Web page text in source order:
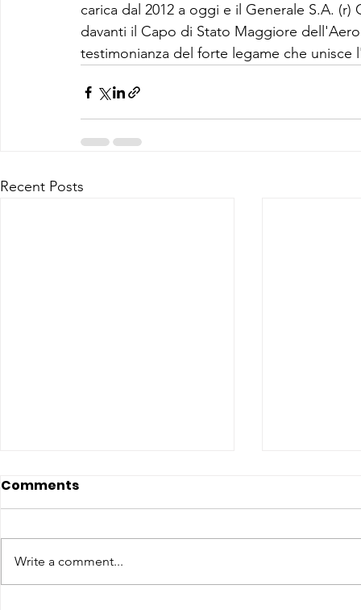
carica dal 2012 a oggi e il Generale S.A.
davanti il Capo di Stato Maggiore
testimonianza del forte legame che unisce
Recent Posts
Comments
Write a comment...